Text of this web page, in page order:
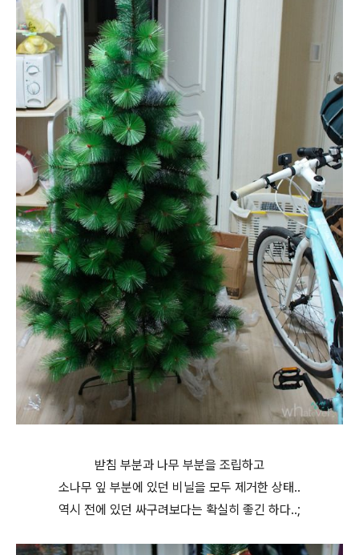
받침 부분과 나무 부분을 조립하고
소나무 잎 부분에 있던 비닐을 모두 제거한 상태..
역시 전에 있던 싸구려보다는 확실히 좋긴 하다..;